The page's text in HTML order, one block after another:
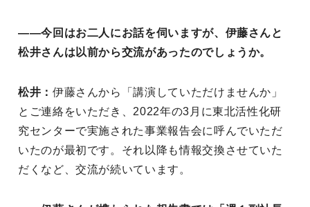
――今回はお二人にお話を伺いますが、伊藤さんと
松井さんは以前から交流があったのでしょうか。
松井： 伊藤さんから「講演していただけませんか」
とご連絡をいただき、2022年の3月に東北活性化研
究センターで実施された事業報告会に呼んでいただ
いたのが最初です。それ以降も情報交換させていた
だくなど、交流が続いています。